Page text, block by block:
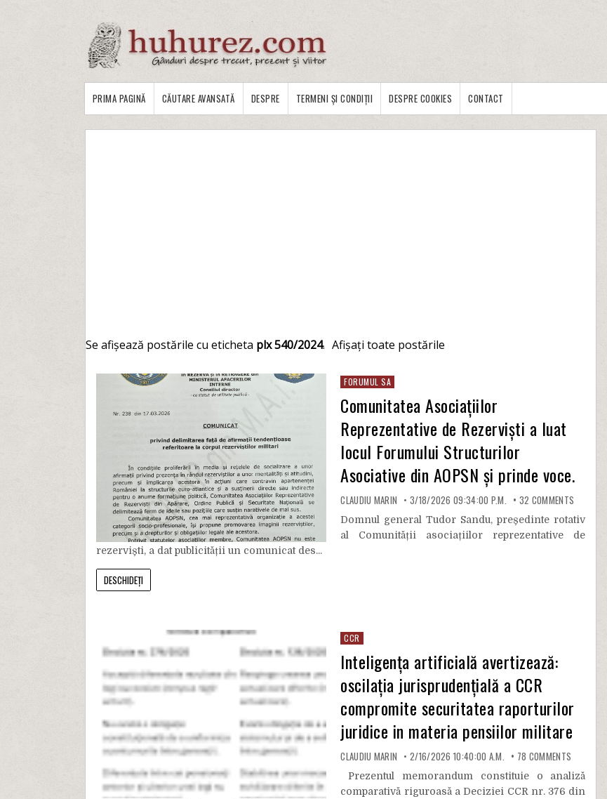
PRIMA PAGINĂ CĂUTARE AVANSATĂ DESPRE TERMENI ȘI CONDIȚII DESPRE COOKIES CONTACT
Se afișează postările cu eticheta plx 540/2024. Afișați toate postările
FORUMUL SA
Comunitatea Asociațiilor
Reprezentative de Rezerviști a luat
locul Forumului Structurilor
Asociative din AOPSN și prinde voce.
CLAUDIU MARIN 3/18/2026 09:34:00 P.M. 32 COMMENTS
Domnul general Tudor Sandu, președinte rotativ
al Comunității asociațiilor reprezentative de
rezerviști, a dat publicității un comunicat des...
DESCHIDEȚI
CCR
Inteligența artificială avertizează:
oscilația jurisprudențială a CCR
compromite securitatea raporturilor
juridice in materia pensiilor militare
CLAUDIU MARIN 2/16/2026 10:40:00 A.M. 78 COMMENTS
Prezentul memorandum constituie o analiză
comparativă riguroasă a Deciziei CCR nr. 376 din